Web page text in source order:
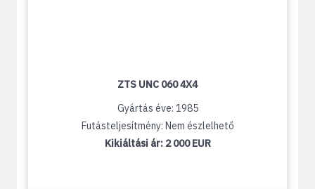
ZTS UNC 060 4X4
Gyártás éve: 1985
Futásteljesítmény: Nem észlelhető
Kikiáltási ár: 2 000 EUR